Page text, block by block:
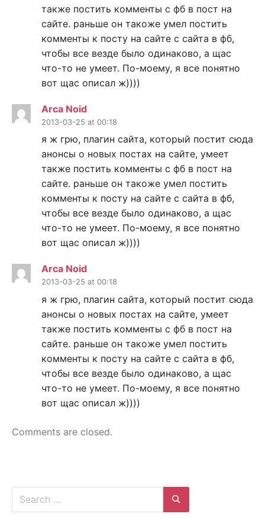
также постить комменты с фб в пост на
сайте. раньше он такоже умел постить
комменты к посту на сайте с сайта в фб,
чтобы все везде было одинаково, а щас
что-то не умеет. По-моему, я все понятно
вот щас описал ж))))
Arca Noid
2013-03-25 at 00:18
я ж грю, плагин сайта, который постит сюда
анонсы о новых постах на сайте, умеет
также постить комменты с фб в пост на
сайте. раньше он такоже умел постить
комменты к посту на сайте с сайта в фб,
чтобы все везде было одинаково, а щас
что-то не умеет. По-моему, я все понятно
вот щас описал ж))))
Arca Noid
2013-03-25 at 00:18
я ж грю, плагин сайта, который постит сюда
анонсы о новых постах на сайте, умеет
также постить комменты с фб в пост на
сайте. раньше он такоже умел постить
комменты к посту на сайте с сайта в фб,
чтобы все везде было одинаково, а щас
что-то не умеет. По-моему, я все понятно
вот щас описал ж))))
Comments are closed.
Search
Search